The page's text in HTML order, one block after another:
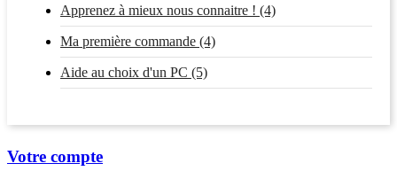
Apprenez à mieux nous connaitre ! (4)
Ma première commande (4)
Aide au choix d'un PC (5)
Votre compte